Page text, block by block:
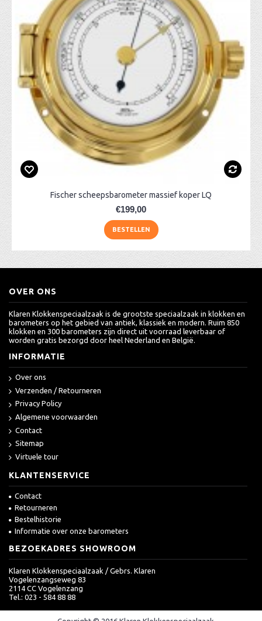
Fischer scheepsbarometer massief koper LQ
€199,00
BESTELLEN
OVER ONS
Klaren Klokkenspeciaalzaak is de grootste speciaalzaak in klokken en
barometers op het gebied van antiek, klassiek en modern. Ruim 850
klokken en 300 barometers zijn direct uit voorraad leverbaar of
worden gratis bezorgd door heel Nederland en België.
INFORMATIE
Over ons
Verzenden / Retourneren
Privacy Policy
Algemene voorwaarden
Contact
Sitemap
Virtuele tour
KLANTENSERVICE
Contact
Retourneren
Bestelhistorie
Informatie over onze barometers
BEZOEKADRES SHOWROOM
Klaren Klokkenspeciaalzaak / Gebrs. Klaren
Vogelenzangseweg 83
2114 CC Vogelenzang
Tel.: 023 - 584 88 88